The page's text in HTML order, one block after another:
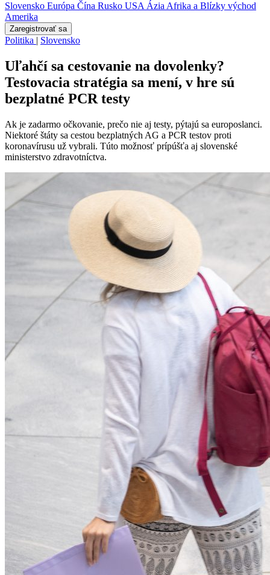
Slovensko Európa Čína Rusko USA ÁziaAfrika a Blízky východ
Amerika
Zaregistrovať sa
Politika | Slovensko
Uľahčí sa cestovanie na dovolenky?
Testovacia stratégia sa mení, v hre sú
bezplatné PCR testy
Ak je zadarmo očkovanie, prečo nie aj testy, pýtajú sa europoslanci.
Niektoré štáty sa cestou bezplatných AG a PCR testov proti
koronavírusu už vybrali. Túto možnosť prípúšťa aj slovenské
ministerstvo zdravotníctva.